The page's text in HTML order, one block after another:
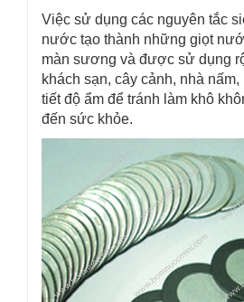
Việc sử dụng các nguyên tắc
nước tạo thành những giọt
màn sương và được sử dụng
khách sạn, cây cảnh, nhà
tiết độ ẩm để tránh làm khô
đến sức khỏe.